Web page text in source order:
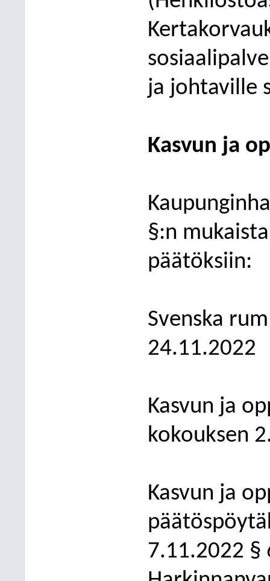
ja johtaville
Kasvun ja
§:n
päätöksiin:
Svenska
24.11.2022
Kasvun ja
kokouksen
Kasvun ja
7.11.2022 §